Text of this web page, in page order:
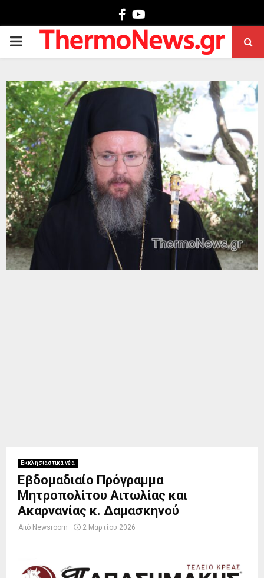
Facebook
PRIMARY
Εκκλησιαστικά νέα
Εβδομαδιαίο Πρόγραμμα
Μητροπολίτου Αιτωλίας και
Ακαρνανίας κ. Δαμασκηνού
Από Newsroom 2 Μαρτίου 2026